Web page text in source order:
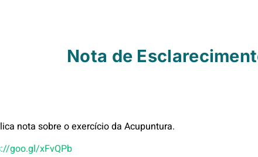
Nota de
nota sobre o exercício da Acupuntura.
goo.gl/xFvQPb